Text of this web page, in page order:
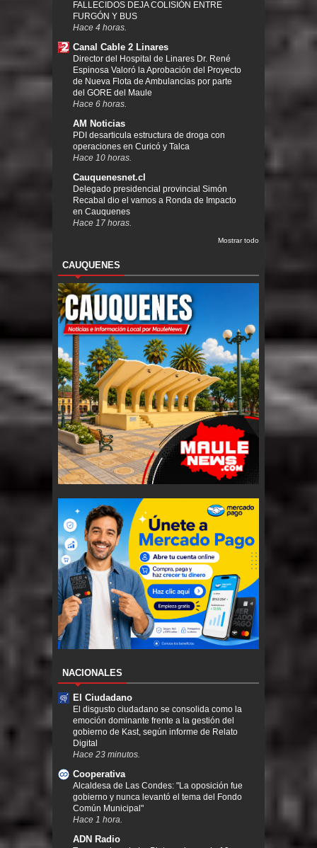
FALLECIDOS DEJA COLISIÓN ENTRE
FURGÓN Y BUS
Hace 4 horas.
Canal Cable 2 Linares
Director del Hospital de Linares Dr. René
Espinosa Valoró la Aprobación del Proyecto
de Nueva Flota de Ambulancias por parte
del GORE del Maule
Hace 6 horas.
AM Noticias
PDI desarticula estructura de droga con
operaciones en Curicó y Talca
Hace 10 horas.
Cauquenesnet.cl
Delegado presidencial provincial Simón
Recabal dio el vamos a Ronda de Impacto
en Cauquenes
Hace 17 horas.
Mostrar todo
CAUQUENES
NACIONALES
El Ciudadano
El disgusto ciudadano se consolida como la
emoción dominante frente a la gestión del
gobierno de Kast, según informe de Relato
Digital
Hace 23 minutos.
Cooperativa
Alcaldesa de Las Condes: "La oposición fue
gobierno y nunca levantó el tema del Fondo
Común Municipal"
Hace 1 hora.
ADN Radio